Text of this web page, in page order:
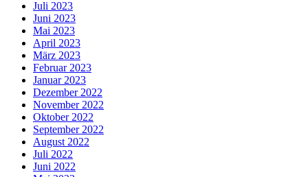
Juli 2023
Juni 2023
Mai 2023
April 2023
März 2023
Februar 2023
Januar 2023
Dezember 2022
November 2022
Oktober 2022
September 2022
August 2022
Juli 2022
Juni 2022